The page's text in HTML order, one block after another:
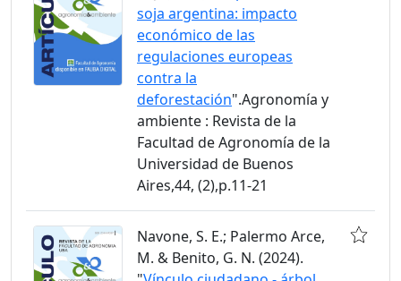
soja argentina: impacto
económico de las
regulaciones europeas
contra la
deforestación".Agronomía y
ambiente : Revista de la
Facultad de Agronomía de la
Universidad de Buenos
Aires,44, (2),p.11-21
Navone, S. E.; Palermo Arce,
M. & Benito, G. N. (2024).